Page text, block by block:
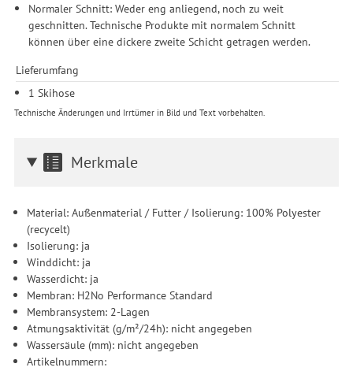
Normaler Schnitt: Weder eng anliegend, noch zu weit
geschnitten. Technische Produkte mit normalem Schnitt
können über eine dickere zweite Schicht getragen werden.
Lieferumfang
1 Skihose
Technische Änderungen und Irrtümer in Bild und Text vorbehalten.
Merkmale
Material: Außenmaterial / Futter / Isolierung: 100% Polyester
(recycelt)
Isolierung: ja
Winddicht: ja
Wasserdicht: ja
Membran: H2No Performance Standard
Membransystem: 2-Lagen
Atmungsaktivität (g/m²/24h): nicht angegeben
Wassersäule (mm): nicht angegeben
Artikelnummern: